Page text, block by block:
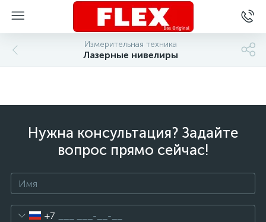
Измерительная техника
Лазерные нивелиры
Нужна консультация? Задайте
вопрос прямо сейчас!
+7